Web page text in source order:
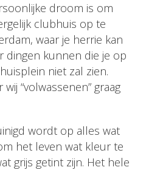
droom is om
clubhuis op te
waar je herrie kan
dingen kunnen die je op
niet zal zien.
“volwassenen” graag
wordt op alles wat
het leven wat kleur te
grijs getint zijn. Het hele